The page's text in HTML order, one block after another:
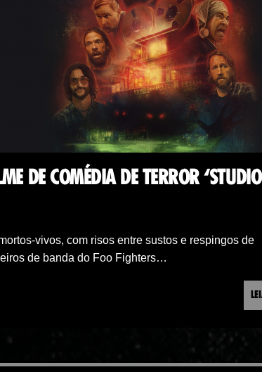
DE COMÉDIA DE TERROR ‘STUDIO
vivos, com risos entre sustos e respingos de
de banda do Foo Fighters…